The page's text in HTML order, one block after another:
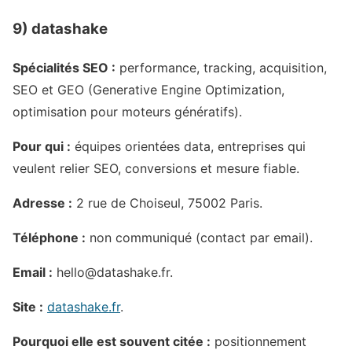
9) datashake
Spécialités SEO : performance, tracking, acquisition,
SEO et GEO (Generative Engine Optimization,
optimisation pour moteurs génératifs).
Pour qui : équipes orientées data, entreprises qui
veulent relier SEO, conversions et mesure fiable.
Adresse : 2 rue de Choiseul, 75002 Paris.
Téléphone : non communiqué (contact par email).
Email : hello@datashake.fr.
Site : datashake.fr.
Pourquoi elle est souvent citée : positionnement